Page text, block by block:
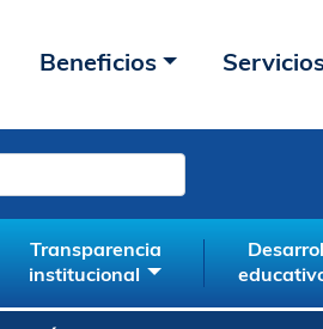
Beneficios
Transparencia
institucional